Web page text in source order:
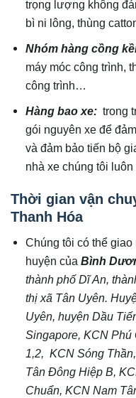
trọng lượng không
bì ni lông, thùng
Nhóm hàng cồng
máy móc công trình,
công trình…
Hàng bao xe: trong
gói nguyên xe để
và đảm bảo tiến bộ
nhà xe chúng tôi
Thời gian vận
Thanh Hóa
Chúng tôi có thể
huyện củaBình
thành phố Dĩ An,
thị xã Tân Uyên.
Uyên, huyện Dầu
Singapore, KCN
1,2, KCN Sóng
Tân Đông Hiệp B,
Chuẩn, KCN Nam